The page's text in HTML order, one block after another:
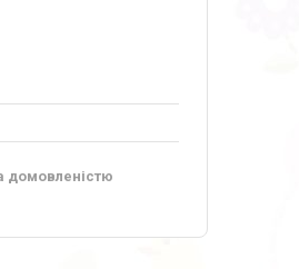
домовленістю